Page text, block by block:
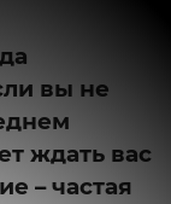
вы не
ждать вас
– частая